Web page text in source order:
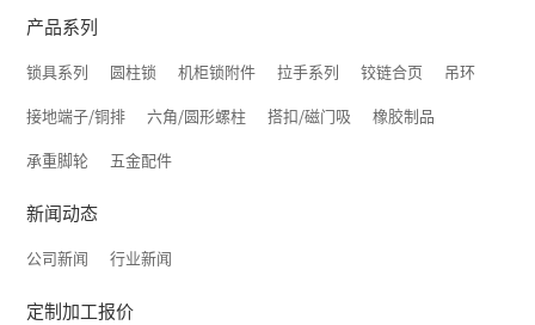
产品系列
锁具系列 圆柱锁 机柜锁附件 拉手系列 铰链合页
吊环
接地端子/铜排
六角/圆形螺柱 搭扣/磁门吸
橡胶制品
承重脚轮
五金配件
新闻动态
公司新闻 行业新闻
定制加工报价